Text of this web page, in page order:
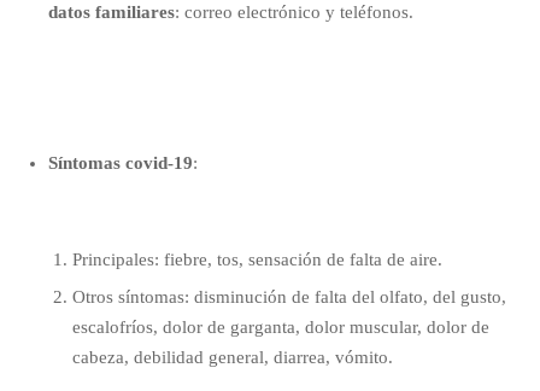
datos familiares: correo electrónico y teléfonos.
Síntomas covid-19:
Principales: fiebre, tos, sensación de falta de aire.
Otros síntomas: disminución de falta del olfato, del gusto,
escalofríos, dolor de garganta, dolor muscular, dolor de
cabeza, debilidad general, diarrea, vómito.